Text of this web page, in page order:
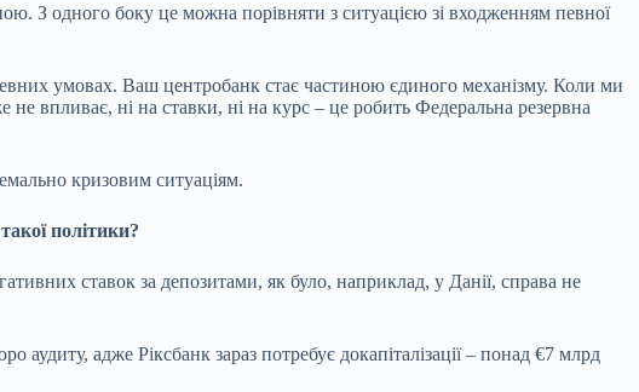
З одного боку це можна порівняти з ситуацією зі входженням певної
умовах. Ваш центробанк стає частиною єдиного механізму. Коли ми
впливає, ні на ставки, ні на курс – це робить Федеральна резервна
кризовим ситуаціям.
політики?
ставок за депозитами, як було, наприклад, у Данії, справа не
аудиту, адже Ріксбанк зараз потребує докапіталізації – понад €7 млрд